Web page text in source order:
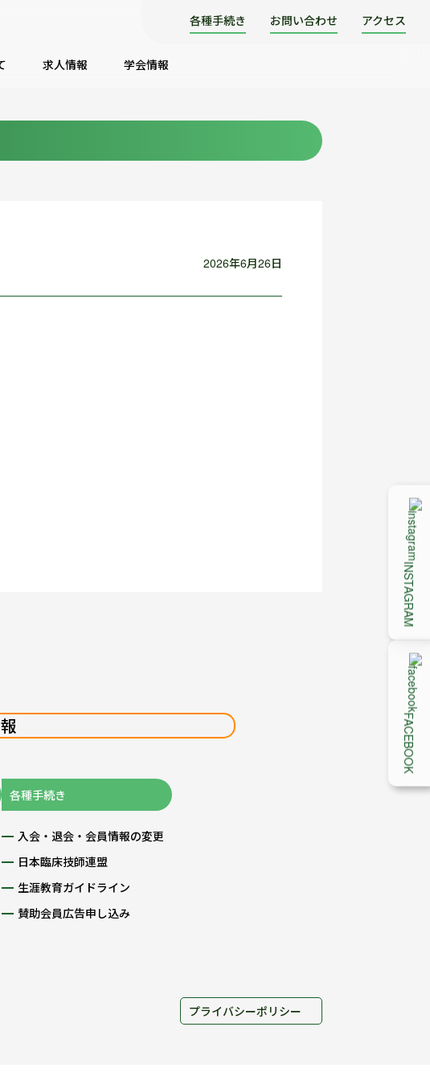
各種手続き お問い合わせ アクセス
求人情報 学会情報
INSTAGRAM
FACEBOOK
2026年6月26日
各種手続き
入会・退会・会員情報の変更
日本臨床技師連盟
生涯教育ガイドライン
賛助会員広告申し込み
プライバシーポリシー